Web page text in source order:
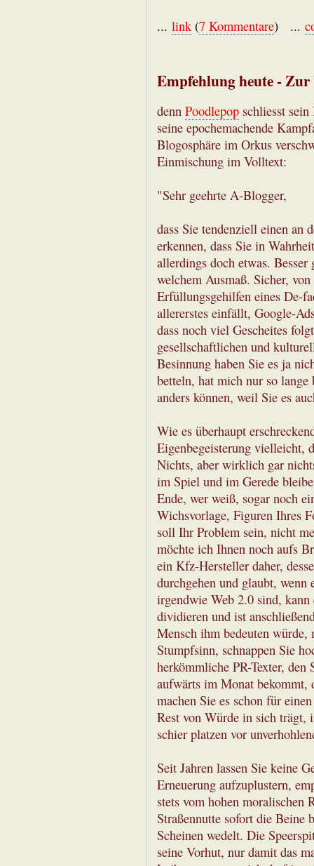
... link (7 Kommentare) ...
Empfehlung heute -
denn Poodlepop schliesst
seine epochemachende
Blogosphäre im Orkus
Einmischung im Volltext:
"Sehr geehrte A-Blogger,
dass Sie tendenziell einen an
erkennen, dass Sie in
allerdings doch etwas. Besser
welchem Ausmaß. Sicher,
Erfüllungsgehilfen eines De-
allererstes einfällt, Google-
dass noch viel Gescheites
gesellschaftlichen und
Besinnung haben Sie es ja
betteln, hat mich nur so
anders können, weil Sie es
Wie es überhaupt
Eigenbegeisterung vielleicht,
Nichts, aber wirklich gar
im Spiel und im Gerede
Ende, wer weiß, sogar noch
Wichsvorlage, Figuren Ihres
soll Ihr Problem sein, nicht
möchte ich Ihnen noch aufs
ein Kfz-Hersteller daher,
durchgehen und glaubt, wenn
irgendwie Web 2.0 sind,
dividieren und ist
Mensch ihm bedeuten
Stumpfsinn, schnappen Sie
herkömmliche PR-Texter, den
aufwärts im Monat bekommt,
machen Sie es schon für
Rest von Würde in sich trägt,
schier platzen vor
Seit Jahren lassen Sie keine
Erneuerung aufzuplustern,
stets vom hohen moralischen
Straßennutte sofort die Beine
Scheinen wedelt. Die
seine Vorhut, nur damit das